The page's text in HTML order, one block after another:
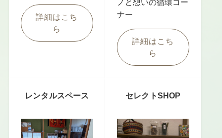
詳細はこち
ら
ノと想いの循環コー
ナー
詳細はこち
ら
レンタルスペース セレクトSHOP